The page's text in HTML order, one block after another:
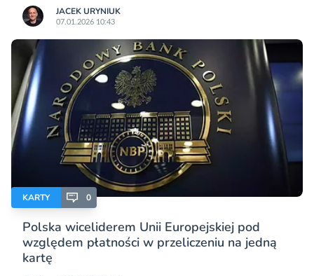
JACEK URYNIUK
07.01.2026 10:43
KARTY 0
Polska wiceliderem Unii Europejskiej pod
względem płatności w przeliczeniu na jedną
kartę